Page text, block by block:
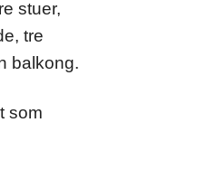
stuer,
tre
balkong.
som